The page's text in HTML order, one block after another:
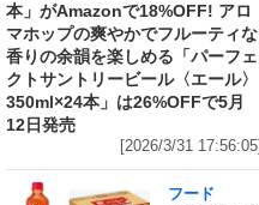
本」がAmazonで18%OFF! アロ
マホップの爽やかでフルーティな
香りの余韻を楽しめる「パーフェ
クトサントリービール〈エール〉
350ml×24本」は26%OFFで5月
12日発売
[2026/3/31 17:56:05]
フード